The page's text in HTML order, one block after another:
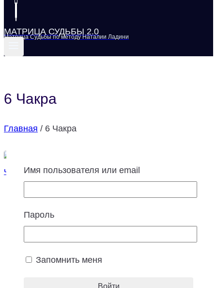
МАТРИЦА СУДЬБЫ 2.0
Матрица Судьбы по методу Наталии Ладини
6 Чакра
Главная / 6 Чакра
6-я Чакра Аджна в Матрице Судьбы:
значение чакры, проявления, практики и
методы активации
Аджна чакра в Матрице судьбы В концепции
Имя пользователя или email
Пароль
Запомнить меня